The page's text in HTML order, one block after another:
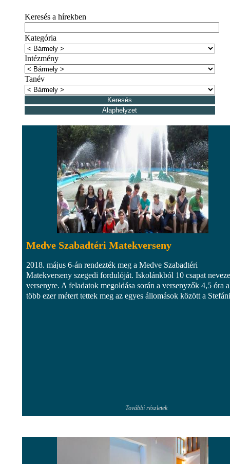
Keresés a hírekben
Kategória
Intézmény
Tanév
Medve Szabadtéri Matekverseny
2018. május 6-án rendezték meg a Medve Szabadtéri
Matekverseny szegedi fordulóját. Iskolánkból 10 csapat
versenyre. A feladatok megoldása során a versenyzők 4,5 óra
több ezer métert tettek meg az egyes állomások között a
További részletek